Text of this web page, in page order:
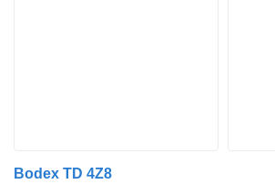
Bodex TD 4Z8